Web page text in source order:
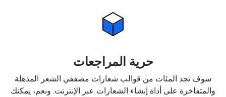
حرية المراجعات
سوف تجد المئات من قوالب شعارات مصففي الشعر المذهلة
والمتفاخرة على أداة إنشاء الشعارات عبر الإنترنت. ونعم، يمكنك